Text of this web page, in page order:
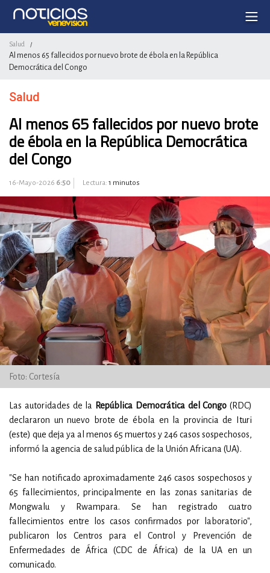
Salud /
Al menos 65 fallecidos por nuevo brote de ébola en la República
Democrática del Congo
Salud
Al menos 65 fallecidos por nuevo brote
de ébola en la República Democrática
del Congo
16-Mayo-2026 6:50 Lectura: 1 minutos
Foto: Cortesía
Las autoridades de la República Democrática del Congo (RDC)
declararon un nuevo brote de ébola en la provincia de Ituri
(este) que deja ya al menos 65 muertos y 246 casos sospechosos,
informó la agencia de salud pública de la Unión Africana (UA).
"Se han notificado aproximadamente 246 casos sospechosos y
65 fallecimientos, principalmente en las zonas sanitarias de
Mongwalu y Rwampara. Se han registrado cuatro
fallecimientos entre los casos confirmados por laboratorio",
publicaron los Centros para el Control y Prevención de
Enfermedades de África (CDC de África) de la UA en un
comunicado.